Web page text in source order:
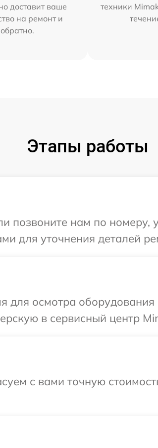
доставит ваше
на ремонт и
обратно.
техники
Этапы работы
позвоните нам по номеру,
для уточнения деталей
для осмотра
в сервисный центр
с вами точную